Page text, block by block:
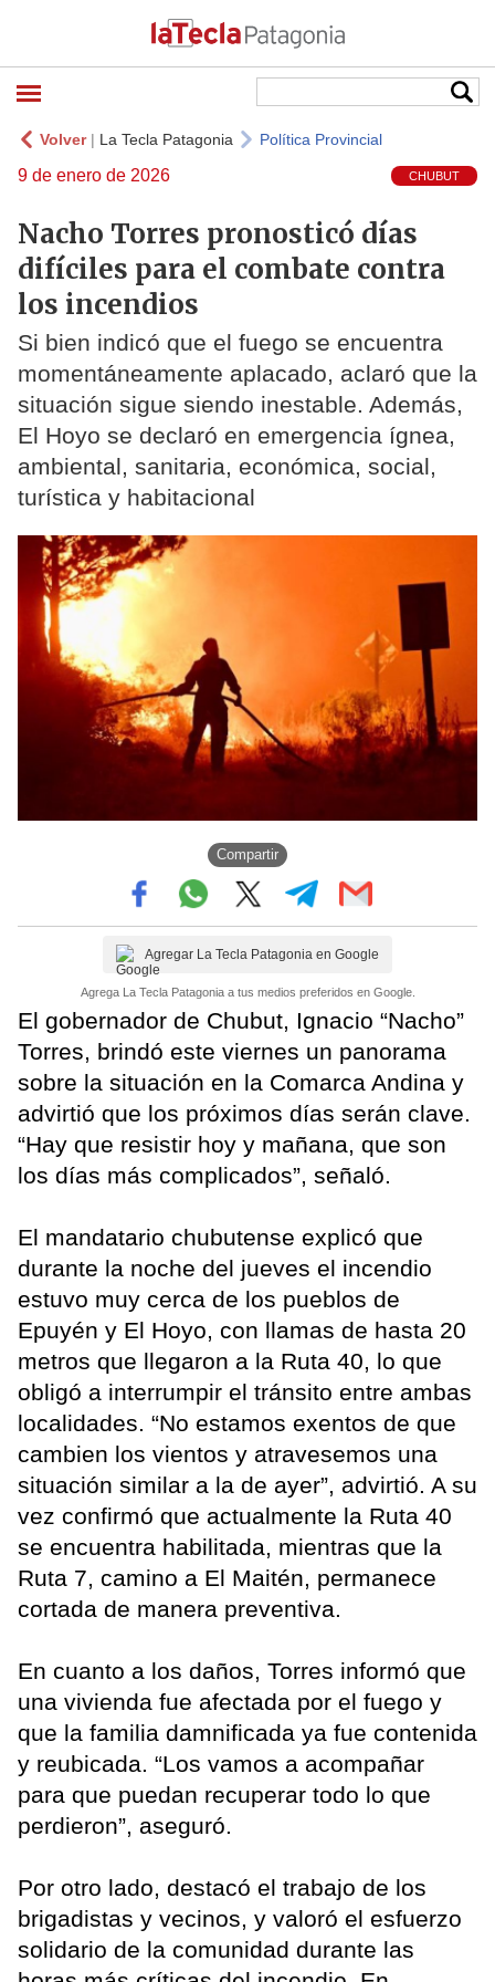
Volver| La Tecla Patagonia Política Provincial
9 de enero de 2026 CHUBUT
Nacho Torres pronosticó días
difíciles para el combate contra
los incendios
Si bien indicó que el fuego se encuentra
momentáneamente aplacado, aclaró que la
situación sigue siendo inestable. Además,
El Hoyo se declaró en emergencia ígnea,
ambiental, sanitaria, económica, social,
turística y habitacional
Compartir
Agregar La Tecla Patagonia en Google
Agrega La Tecla Patagonia a tus medios preferidos en Google.
El gobernador de Chubut, Ignacio “Nacho”
Torres, brindó este viernes un panorama
sobre la situación en la Comarca Andina y
advirtió que los próximos días serán clave.
“Hay que resistir hoy y mañana, que son
los días más complicados”, señaló.
El mandatario chubutense explicó que
durante la noche del jueves el incendio
estuvo muy cerca de los pueblos de
Epuyén y El Hoyo, con llamas de hasta 20
metros que llegaron a la Ruta 40, lo que
obligó a interrumpir el tránsito entre ambas
localidades. “No estamos exentos de que
cambien los vientos y atravesemos una
situación similar a la de ayer”, advirtió. A su
vez confirmó que actualmente la Ruta 40
se encuentra habilitada, mientras que la
Ruta 7, camino a El Maitén, permanece
cortada de manera preventiva.
En cuanto a los daños, Torres informó que
una vivienda fue afectada por el fuego y
que la familia damnificada ya fue contenida
y reubicada. “Los vamos a acompañar
para que puedan recuperar todo lo que
perdieron”, aseguró.
Por otro lado, destacó el trabajo de los
brigadistas y vecinos, y valoró el esfuerzo
solidario de la comunidad durante las